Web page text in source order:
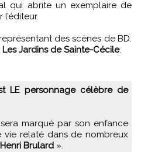
qui abrite un exemplaire de
des scènes de BD.
Les Jardins de Sainte-Cécile.
LE personnage célèbre de
marqué par son enfance
vie relaté dans de nombreux
Brulard ».